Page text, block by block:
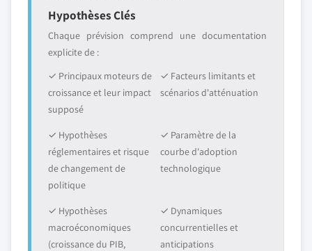
Hypothèses Clés
Chaque prévision comprend une documentation
explicite de :
✓ Principaux moteurs de
croissance et leur impact
supposé
✓ Facteurs limitants et
scénarios d'atténuation
✓ Hypothèses
réglementaires et risque
de changement de
politique
✓ Paramètre de la
courbe d'adoption
technologique
✓ Hypothèses
macroéconomiques
(croissance du PIB,
✓ Dynamiques
concurrentielles et
anticipations